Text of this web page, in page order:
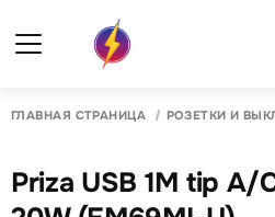
ГЛАВНАЯ СТРАНИЦА РОЗЕТКИ И
Priza USB 1M tip A/